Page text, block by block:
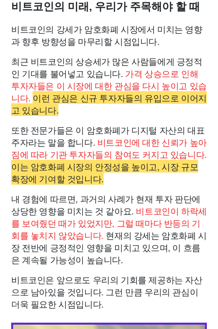
비트코인의 미래, 우리가 주목해야 할 때
비트코인의 강세가 암호화폐 시장에서 미치는 영향
과 향후 방향성을 마무리할 시점입니다.
최근 비트코인의 상승세가 많은 사람들에게 긍정적
인 기대를 불어넣고 있습니다. 가격 상승으로 인해
투자자들은 이 시장에 대한 관심을 다시 높이고 있습
니다. 이런 관심은 신규 투자자들의 유입으로 이어지
고 있습니다.
또한 전문가들은 이 암호화폐가 디지털 자산의 대표
주자라는 말을 합니다. 비트코인에 대한 신뢰가 높아
짐에 따라 기관 투자자들의 참여도 커지고 있습니다.
이는 암호화폐 시장의 안정성을 높이고, 시장 규모
확장에 기여할 것입니다.
내 경험에 따르면, 과거의 사례가 현재 투자 판단에
상당한 영향을 미치는 것 같아요. 비트코인이 하락세
를 보여줬던 때가 있었지만, 그럴 때마다 반등의 기
회를 놓치지 않았습니다. 현재의 강세는 암호화폐 시
장 전반에 긍정적인 영향을 미치고 있으며, 이 흐름
은 계속될 가능성이 높습니다.
비트코인은 앞으로도 우리의 기회를 제공하는 자산
으로 남아있을 것입니다. 그런 만큼 우리의 관심이
더욱 필요한 시점입니다.